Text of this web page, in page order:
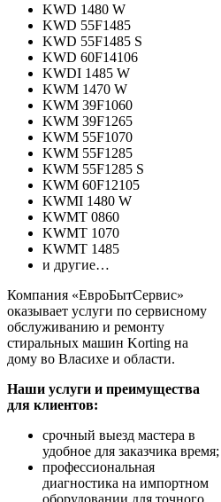
KWD 1480 W
KWD 55F1485
KWD 55F1485 S
KWD 60F14106
KWDI 1485 W
KWM 1470 W
KWM 39F1060
KWM 39F1265
KWM 55F1070
KWM 55F1285
KWM 55F1285 S
KWM 60F12105
KWMI 1480 W
KWMT 0860
KWMT 1070
KWMT 1485
и другие…
Компания «ЕвроБытСервис»
оказывает услуги по сервисному
обслуживанию и ремонту
стиральных машин Korting на
дому во Власихе и области.
Наши услуги и преимущества
для клиентов:
срочный выезд мастера в
удобное для заказчика время;
профессиональная
диагностика на импортном
оборудовании для точного